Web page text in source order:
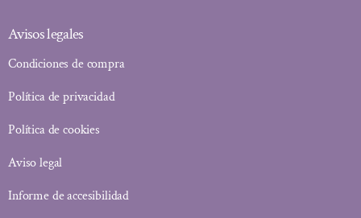
Avisos legales
Condiciones de compra
Política de privacidad
Política de cookies
Aviso legal
Informe de accesibilidad